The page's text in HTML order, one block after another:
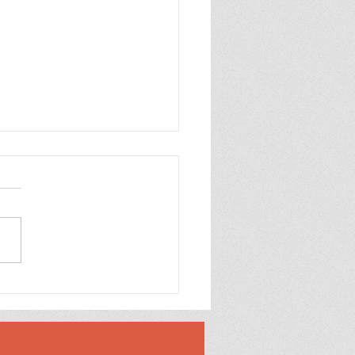
းပေါနေတာလဲ?